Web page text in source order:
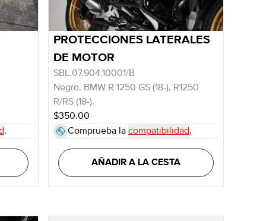
.
PROTECCIONES LATERALES
DE MOTOR
SBL.07.904.10001/B
Negro. BMW R 1250 GS (18-), R1250
R/RS (18-).
$350.00
Comprueba la compatibilidad.
AÑADIR A LA CESTA